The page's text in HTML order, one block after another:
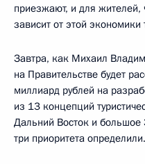
приезжают, и для жителей,
зависит от этой экономики
Завтра, как Михаил
на Правительстве будет
миллиард рублей на
из 13 концепций
Дальний Восток и
три приоритета